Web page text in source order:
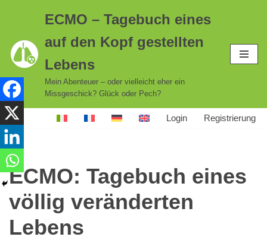
Inhalt
springen
ECMO – Tagebuch eines
auf den Kopf gestellten
Lebens
Mein Abenteuer – oder vielleicht eher ein
Missgeschick? Glück oder Pech?
Login Registrierung
ECMO: Tagebuch eines
völlig veränderten
Lebens